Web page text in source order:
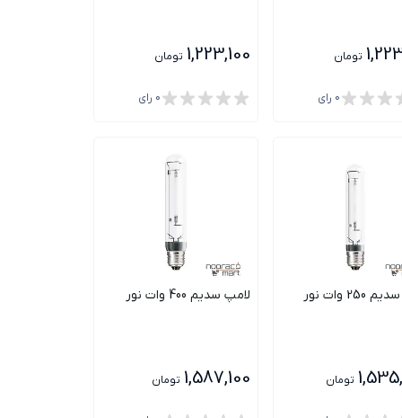
تومان
0 رای
1,223,100 تومان
0 رای
وات نور
تومان
لامپ سدیم 400 وات نور
1,587,100 تومان